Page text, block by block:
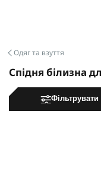
Одяг та взуття
Спідня білизна
Фільтрувати